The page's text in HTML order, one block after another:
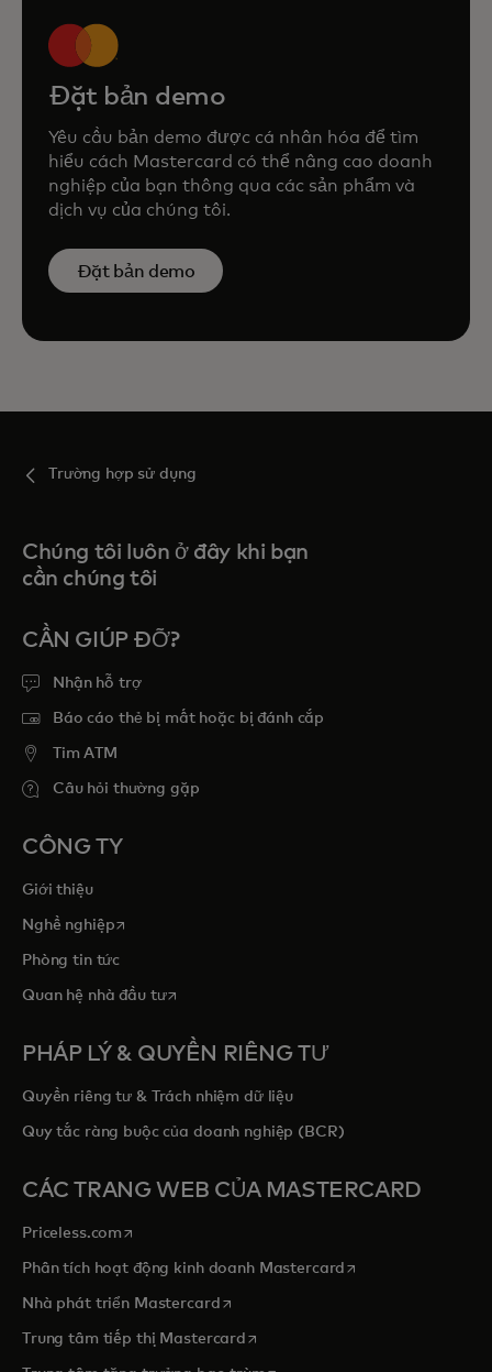
Đặt bản demo
Yêu cầu bản demo được cá nhân hóa để tìm
hiểu cách Mastercard có thể nâng cao doanh
nghiệp của bạn thông qua các sản phẩm và
dịch vụ của chúng tôi.
Đặt bản demo
Trường hợp sử dụng
Chúng tôi luôn ở đây khi bạn
cần chúng tôi
CẦN GIÚP ĐỠ?
Nhận hỗ trợ
Báo cáo thẻ bị mất hoặc bị đánh cắp
Tim ATM
Câu hỏi thường gặp
CÔNG TY
Giới thiệu
Nghề nghiệpopens in a new tab
Phòng tin tức
Quan hệ nhà đầu tưopens in a new tab
PHÁP LÝ & QUYỀN RIÊNG TƯ
Quyền riêng tư & Trách nhiệm dữ liệu
Quy tắc ràng buộc của doanh nghiệp (BCR)
CÁC TRANG WEB CỦA MASTERCARD
Priceless.com opens in a new tab
Phân tích hoạt động kinh doanh Mastercard opens in a new tab
Nhà phát triển Mastercardopens in a new tab
Trung tâm tiếp thị Mastercardopens in a new tab